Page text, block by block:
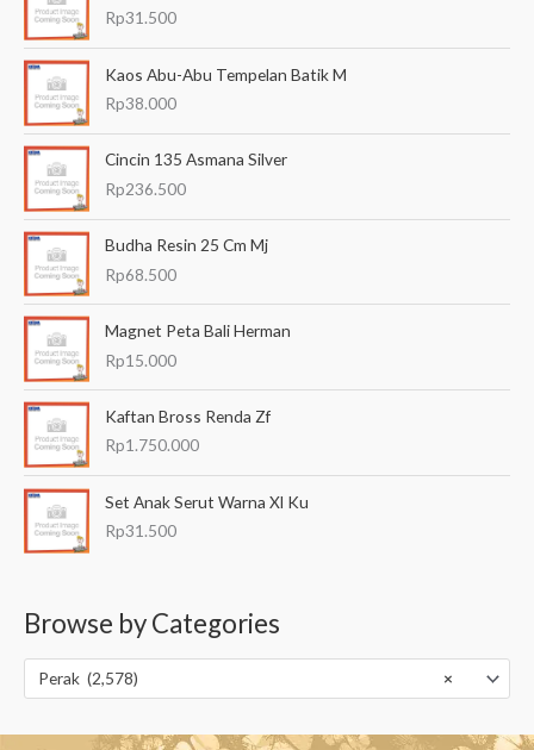
Rp31.500
Kaos Abu-Abu Tempelan Batik M
Rp38.000
Cincin 135 Asmana Silver
Rp236.500
Budha Resin 25 Cm Mj
Rp68.500
Magnet Peta Bali Herman
Rp15.000
Kaftan Bross Renda Zf
Rp1.750.000
Set Anak Serut Warna Xl Ku
Rp31.500
Browse by Categories
×
Perak (2,578)